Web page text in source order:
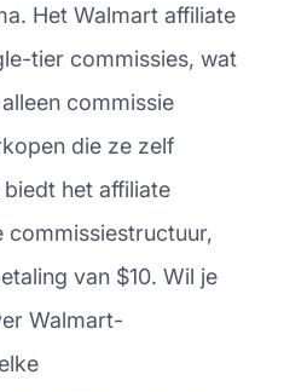
Het Walmart affiliate
tier commissies, wat
commissie
die ze zelf
het affiliate
commissiestructuur,
van $10. Wil je
Walmart-